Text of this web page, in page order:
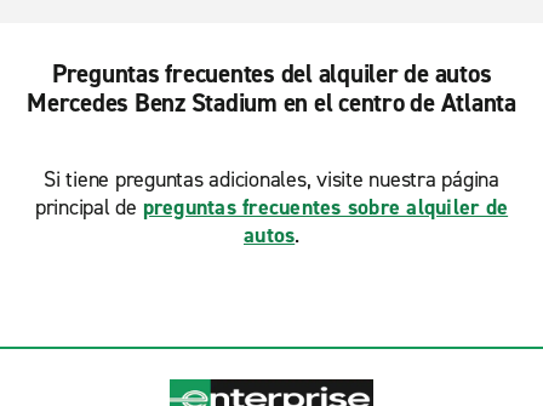
Preguntas frecuentes del alquiler de autos
Mercedes Benz Stadium en el centro de Atlanta
Si tiene preguntas adicionales, visite nuestra página
principal de preguntas frecuentes sobre alquiler de
autos.